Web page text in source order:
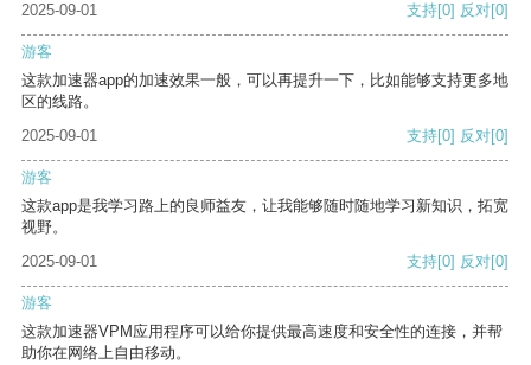
2025-09-01 支持[0] 反对[0]
游客
这款加速器app的加速效果一般，可以再提升一下，比如能够支持更多地
区的线路。
2025-09-01
支持[0] 反对[0]
游客
这款app是我学习路上的良师益友，让我能够随时随地学习新知识，拓宽
视野。
2025-09-01
支持[0] 反对[0]
游客
这款加速器VPM应用程序可以给你提供最高速度和安全性的连接，并帮
助你在网络上自由移动。